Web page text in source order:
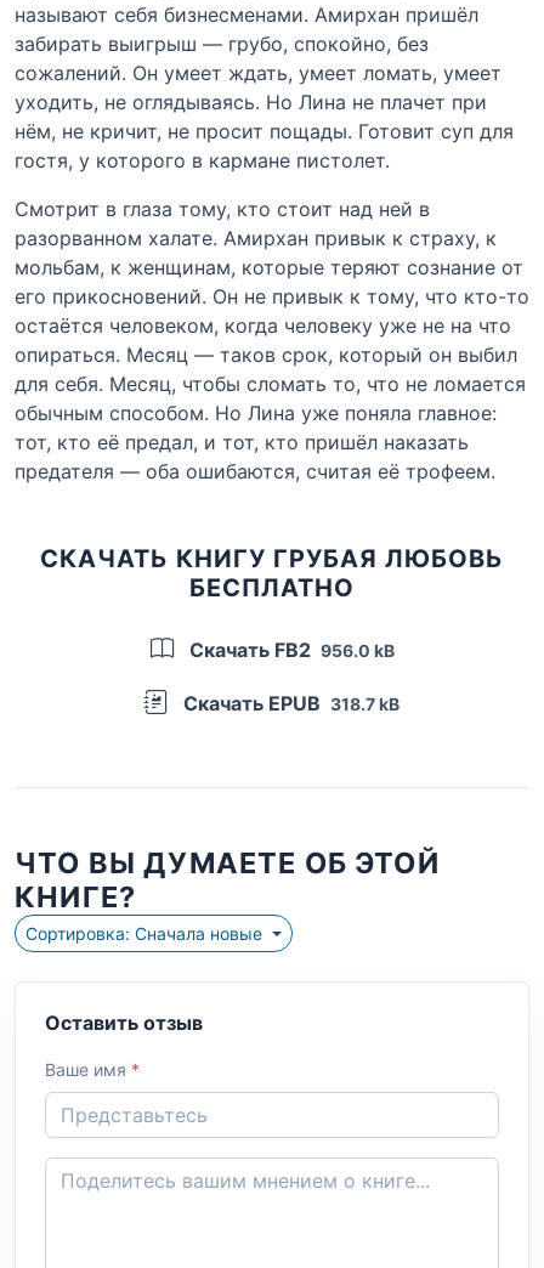
называют себя бизнесменами. Амирхан пришёл
забирать выигрыш — грубо, спокойно, без
сожалений. Он умеет ждать, умеет ломать, умеет
уходить, не оглядываясь. Но Лина не плачет при
нём, не кричит, не просит пощады. Готовит суп для
гостя, у которого в кармане пистолет.
Смотрит в глаза тому, кто стоит над ней в
разорванном халате. Амирхан привык к страху, к
мольбам, к женщинам, которые теряют сознание от
его прикосновений. Он не привык к тому, что кто-то
остаётся человеком, когда человеку уже не на что
опираться. Месяц — таков срок, который он выбил
для себя. Месяц, чтобы сломать то, что не ломается
обычным способом. Но Лина уже поняла главное:
тот, кто её предал, и тот, кто пришёл наказать
предателя — оба ошибаются, считая её трофеем.
СКАЧАТЬ КНИГУ ГРУБАЯ ЛЮБОВЬ
БЕСПЛАТНО
Скачать FB2 956.0 kB
Скачать EPUB 318.7 kB
ЧТО ВЫ ДУМАЕТЕ ОБ ЭТОЙ
КНИГЕ?
Сортировка: Сначала новые
Оставить отзыв
Ваше имя *